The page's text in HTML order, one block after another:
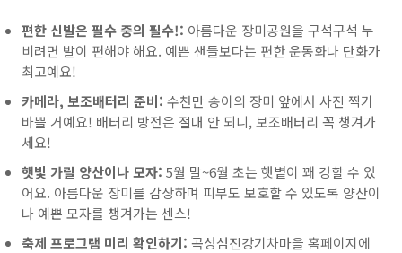
편한 신발은 필수 중의 필수!: 아름다운 장미공원을 구석구석 누
비려면 발이 편해야 해요. 예쁜 샌들보다는 편한 운동화나 단화가
최고예요!
카메라, 보조배터리 준비: 수천만 송이의 장미 앞에서 사진 찍기
바쁠 거예요! 배터리 방전은 절대 안 되니, 보조배터리 꼭 챙겨가
세요!
햇빛 가릴 양산이나 모자: 5월 말~6월 초는 햇볕이 꽤 강할 수 있
어요. 아름다운 장미를 감상하며 피부도 보호할 수 있도록 양산이
나 예쁜 모자를 챙겨가는 센스!
축제 프로그램 미리 확인하기: 곡성섬진강기차마을 홈페이지에